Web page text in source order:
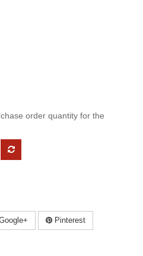
order quantity for the
Pinterest